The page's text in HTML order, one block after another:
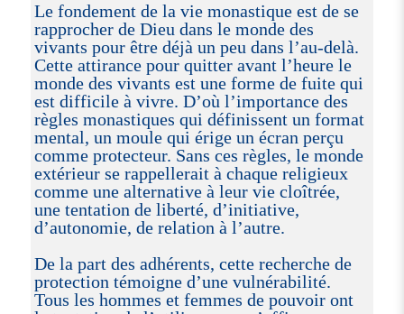
Le fondement de la vie monastique est de se
rapprocher de Dieu dans le monde des
vivants pour être déjà un peu dans l’au-delà.
Cette attirance pour quitter avant l’heure le
monde des vivants est une forme de fuite qui
est difficile à vivre. D’où l’importance des
règles monastiques qui définissent un format
mental, un moule qui érige un écran perçu
comme protecteur. Sans ces règles, le monde
extérieur se rappellerait à chaque religieux
comme une alternative à leur vie cloîtrée,
une tentation de liberté, d’initiative,
d’autonomie, de relation à l’autre.
De la part des adhérents, cette recherche de
protection témoigne d’une vulnérabilité.
Tous les hommes et femmes de pouvoir ont